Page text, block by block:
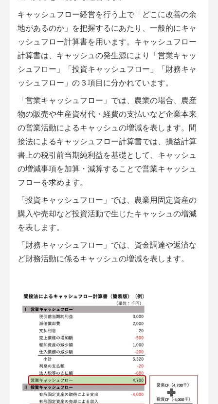
キャッシュフロー経営を行う上で「どこに改善の余
地があるのか」を把握するにあたり、一般的にキャ
ッシュフロー計算書を用います。キャッシュフロー
計算書は、キャッシュの発生源により「営業キャッ
シュフロー」「投資キャッシュフロー」「財務キャ
ッシュフロー」の３項目に分かれています。
「営業キャッシュフロー」では、農業の場合、農産
物の販売や生産資材代・経費の支払いなど企業本来
の営業活動によるキャッシュの増減を表します。間
接法によるキャッシュフロー計算書では、損益計算
書上の税引前当期純利益を基礎として、キャッシュ
の増減事項を加算・減算することで営業キャッシュ
フローを求めます。
「投資キャッシュフロー」では、農業用固定資産の
購入や売却など投資活動で生じたキャッシュの増減
を表します。
「財務キャッシュフロー」では、資金調達や返済な
ど財務活動に係るキャッシュの増減を表します。